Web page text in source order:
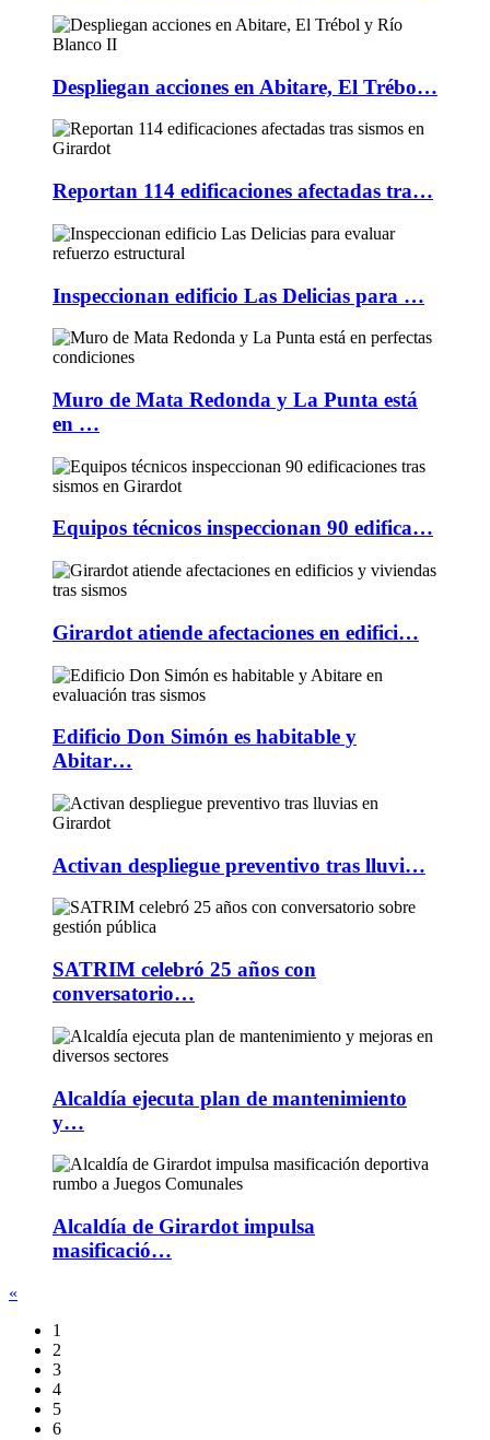
Despliegan acciones en Abitare, El Trébo…
Reportan 114 edificaciones afectadas tra…
Inspeccionan edificio Las Delicias para …
Muro de Mata Redonda y La Punta está
en …
Equipos técnicos inspeccionan 90 edifica…
Girardot atiende afectaciones en edifici…
Edificio Don Simón es habitable y
Abitar…
Activan despliegue preventivo tras lluvi…
SATRIM celebró 25 años con
conversatorio…
Alcaldía ejecuta plan de mantenimiento
y…
Alcaldía de Girardot impulsa
masificació…
«
1
2
3
4
5
6